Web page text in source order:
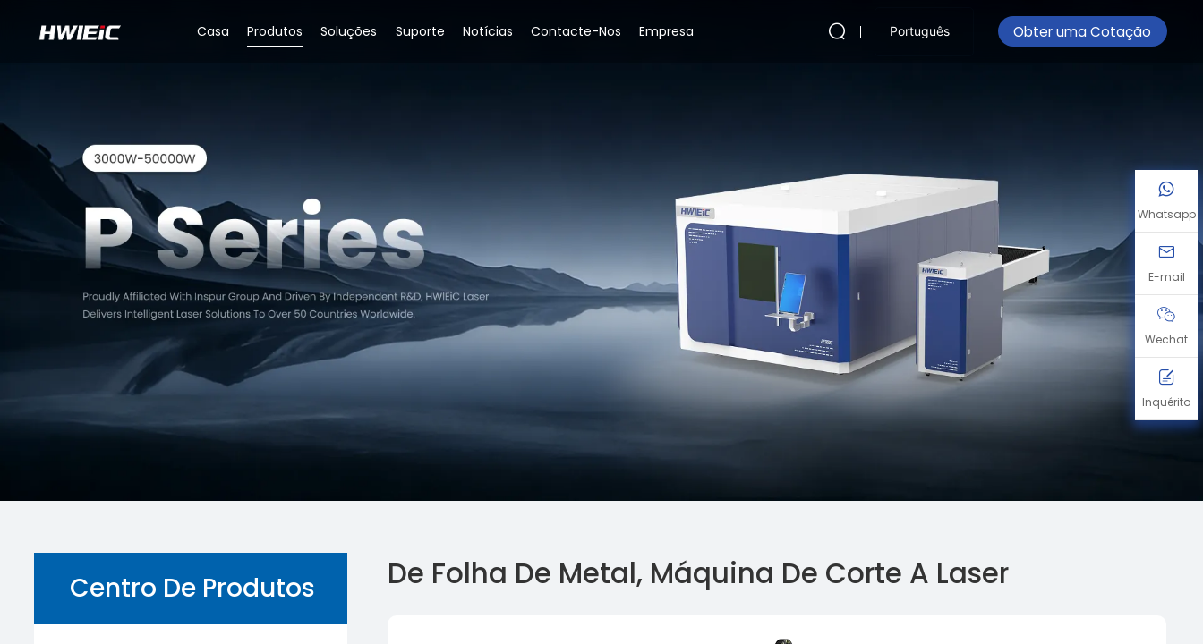
Casa Produtos Soluções Suporte Notícias Contacte-Nos Empresa Português Obter uma Cotação
Centro De Produtos De Folha De Metal, Máquina De Corte A Laser
Whatsapp
E-mail
Wechat
Inquérito